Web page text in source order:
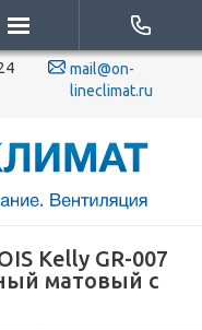
mail@on-
lineclimat.ru
Kelly GR-007
матовый с